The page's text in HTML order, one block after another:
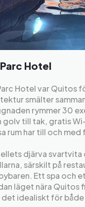
Hotel
Hotel var Quitos
smälter
rymmer 30
golv till tak, gratis
rum har till och
djärva svartvita
särskilt på
Ett spa och
läget nära
idealiskt för